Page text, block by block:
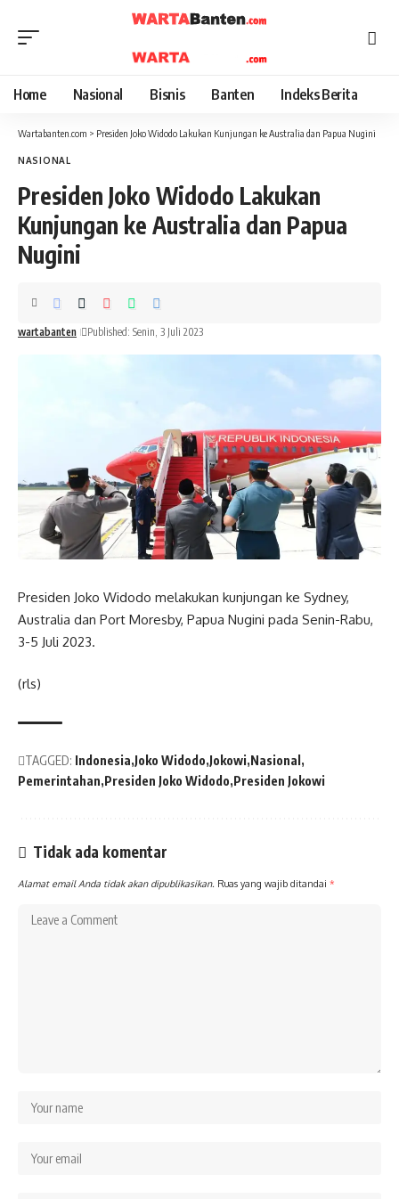
Home Nasional Bisnis Banten Indeks Berita
Wartabanten.com > Presiden Joko Widodo Lakukan Kunjungan ke Australia dan Papua Nugini
NASIONAL
Presiden Joko Widodo Lakukan
Kunjungan ke Australia dan Papua
Nugini
wartabanten Published: Senin, 3 Juli 2023
Presiden Joko Widodo melakukan kunjungan ke Sydney,
Australia dan Port Moresby, Papua Nugini pada Senin-Rabu,
3-5 Juli 2023.
(rls)
TAGGED: Indonesia Joko Widodo Jokowi Nasional
Pemerintahan Presiden Joko Widodo Presiden Jokowi
Tidak ada komentar
Alamat email Anda tidak akan dipublikasikan. Ruas yang wajib ditandai *